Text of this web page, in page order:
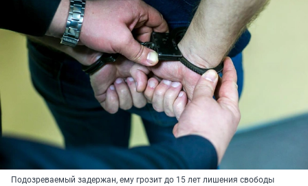
Подозреваемый задержан, ему грозит до 15 лет лишения свободы